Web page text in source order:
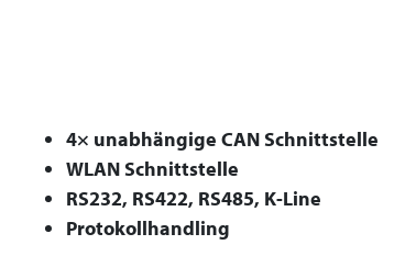
4× unabhängige CAN Schnittstelle
WLAN Schnittstelle
RS232, RS422, RS485, K-Line
Protokollhandling